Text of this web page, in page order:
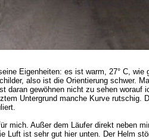
Eigenheiten: es ist warm, 27° C,
also ist die Orientierung schwer.
daran gewöhnen nicht zu sehen
Untergrund manche Kurve rutschig.
mich. Außer dem Läufer direkt neben
Luft ist sehr gut hier unten. Der Helm